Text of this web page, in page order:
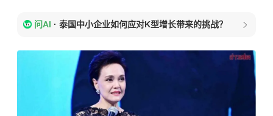
问AI · 泰国中小企业如何应对K型增长带来的挑战？